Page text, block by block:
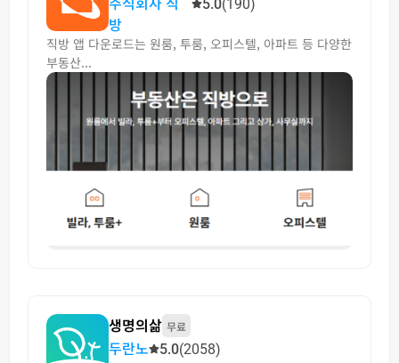
방
5.0(190)
직방 앱 다운로드는 원룸, 투룸, 오피스텔, 아파트 등 다양한
부동산...
생명의삶 무료
두란노 5.0(2058)